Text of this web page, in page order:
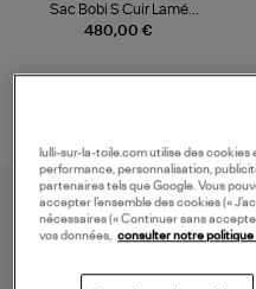
480,00 €
Sac Bobi S Cuir Lamé
Champagne
lulli-sur-la-toile.com utilise des
performance, personnalisation,
partenaires tels que Google. Vous
accepter l’ensemble des cookies («
nécessaires (« Continuer sans
vos données, consulter notre politique